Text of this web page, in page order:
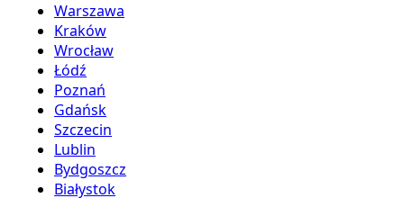
Warszawa
Kraków
Wrocław
Łódź
Poznań
Gdańsk
Szczecin
Lublin
Bydgoszcz
Białystok